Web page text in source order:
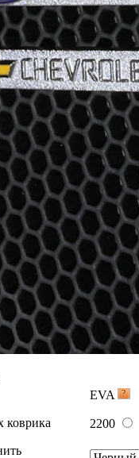
EVA
коврика 2200